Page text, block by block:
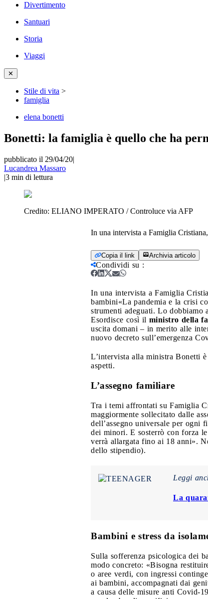
Divertimento
Santuari
Storia
Viaggi
✕
Stile di vita >
famiglia
elena bonetti
Bonetti: la famiglia è quello che ha
pubblicato il 29/04/20|
Lucandrea Massaro
|3 min di lettura
Credito: ELIANO IMPERATO / Controluce via AFP
In una intervista a Famiglia
Copia il link Archivia articolo
Condividi su :
In una intervista a Famiglia
bambini«La pandemia e la crisi
strumenti adeguati. Lo dobbiamo
Esordisce così il ministro della
uscita domani – in merito alle
nuovo decreto sull’emergenza
L’intervista alla ministra Bonetti
aspetti.
L’assegno familiare
Tra i temi affrontati su Famiglia
maggiormente sollecitato dalle
dell’assegno universale per ogni
dei minori. E sosterrò con forza
verrà allargata fino ai 18 anni».
dello stipendio).
Leggi
La
Bambini e stress da
Sulla sofferenza psicologica dei
modo concreto: «Bisogna
o aree verdi, con ingressi
ai bambini, accompagnati dai
a causa delle misure anti Covid-